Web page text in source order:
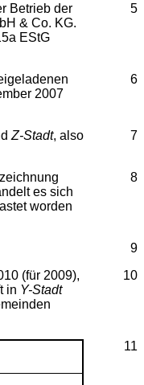
5
Betrieb der
& Co. KG.
EStG
6
2007
7
Z-Stadt, also
8
es sich
worden
9
10
(für 2009),
in Y-Stadt
11